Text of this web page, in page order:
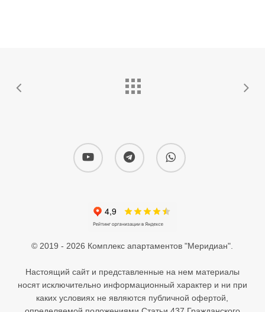
youtube telegram whatsapp
© 2019 - 2026 Комплекс апартаментов "Меридиан".
Настоящий сайт и представленные на нем материалы
носят исключительно информационный характер и ни при
каких условиях не являются публичной офертой,